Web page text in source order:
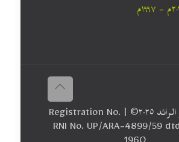
حقوق النشر الرائد ٢٠۲٥© | Registration No.
RNI No. UP/ARA-4899/59